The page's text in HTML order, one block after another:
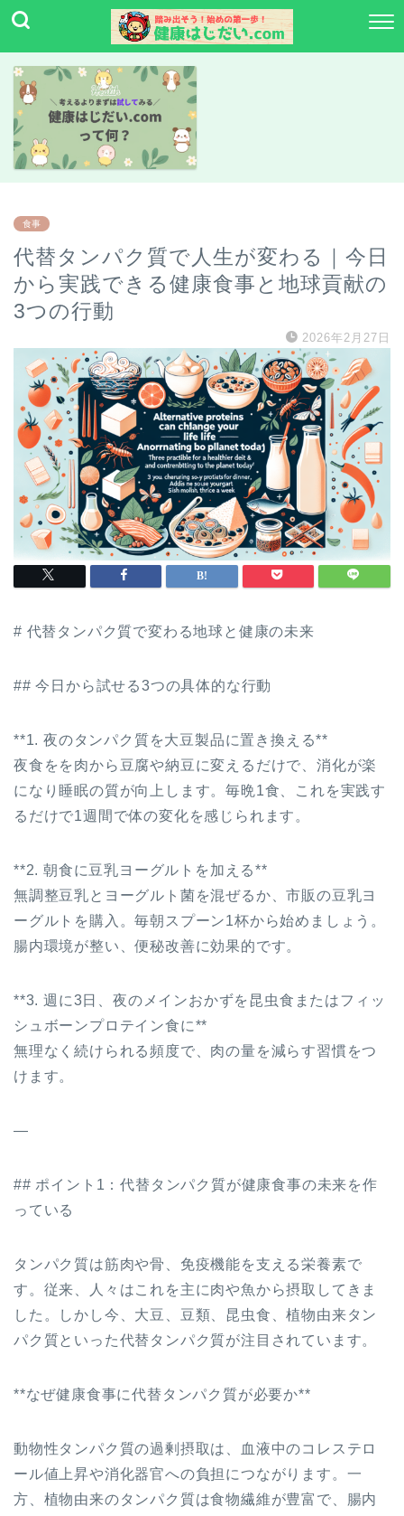
食事
代替タンパク質で人生が変わる｜今日
から実践できる健康食事と地球貢献の
3つの行動
2026年2月27日
# 代替タンパク質で変わる地球と健康の未来
## 今日から試せる3つの具体的な行動
**1. 夜のタンパク質を大豆製品に置き換える**
夜食をを肉から豆腐や納豆に変えるだけで、消化が楽
になり睡眠の質が向上します。毎晩1食、これを実践す
るだけで1週間で体の変化を感じられます。
**2. 朝食に豆乳ヨーグルトを加える**
無調整豆乳とヨーグルト菌を混ぜるか、市販の豆乳ヨ
ーグルトを購入。毎朝スプーン1杯から始めましょう。
腸内環境が整い、便秘改善に効果的です。
**3. 週に3日、夜のメインおかずを昆虫食またはフィッ
シュボーンプロテイン食に**
無理なく続けられる頻度で、肉の量を減らす習慣をつ
けます。
—
## ポイント1：代替タンパク質が健康食事の未来を作
っている
タンパク質は筋肉や骨、免疫機能を支える栄養素で
す。従来、人々はこれを主に肉や魚から摂取してきま
した。しかし今、大豆、豆類、昆虫食、植物由来タン
パク質といった代替タンパク質が注目されています。
**なぜ健康食事に代替タンパク質が必要か**
動物性タンパク質の過剰摂取は、血液中のコレステロ
ール値上昇や消化器官への負担につながります。一
方、植物由来のタンパク質は食物繊維が豊富で、腸内